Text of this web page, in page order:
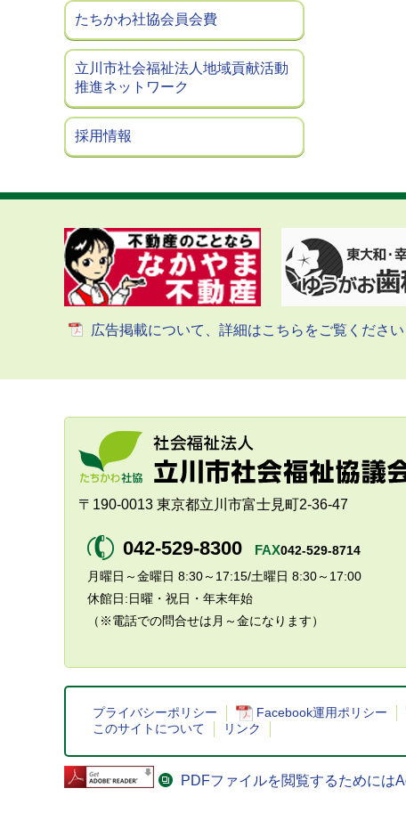
たちかわ社協会員会費
立川市社会福祉法人地域貢献活動
推進ネットワーク
採用情報
広告掲載について、詳細はこちらをご覧ください
〒190-0013 東京都立川市富士見町2-36-47
042-529-8300 FAX042-529-8714
月曜日～金曜日 8:30～17:15/土曜日 8:30～17:00
休館日:日曜・祝日・年末年始
（※電話での問合せは月～金になります）
プライバシーポリシー Facebook運用ポリシー
このサイトについて
リンク
PDFファイルを閲覧するためには